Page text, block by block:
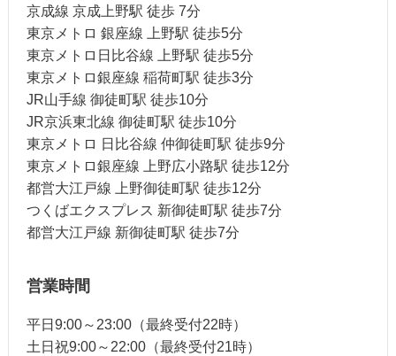
京成線 京成上野駅 徒歩 7分
東京メトロ 銀座線 上野駅 徒歩5分
東京メトロ日比谷線 上野駅 徒歩5分
東京メトロ銀座線 稲荷町駅 徒歩3分
JR山手線 御徒町駅 徒歩10分
JR京浜東北線 御徒町駅 徒歩10分
東京メトロ 日比谷線 仲御徒町駅 徒歩9分
東京メトロ銀座線 上野広小路駅 徒歩12分
都営大江戸線 上野御徒町駅 徒歩12分
つくばエクスプレス 新御徒町駅 徒歩7分
都営大江戸線 新御徒町駅 徒歩7分
営業時間
平日9:00～23:00（最終受付22時）
土日祝9:00～22:00（最終受付21時）